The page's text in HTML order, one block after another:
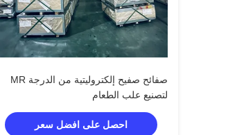
صفائح صفيح إلكتروليتية من الدرجة MR
لتصنيع علب الطعام
احصل على افضل سعر